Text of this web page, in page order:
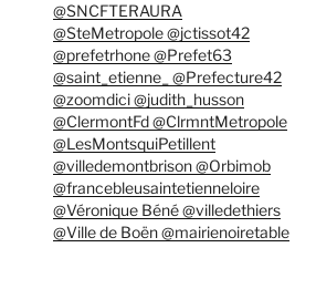
@SNCFTERAURA
@SteMetropole @jctissot42
@prefetrhone @Prefet63
@saint_etienne_ @Prefecture42
@zoomdici @judith_husson
@ClermontFd @ClrmntMetropole
@LesMontsquiPetillent
@villedemontbrison @Orbimob
@francebleusaintetienneloire
@Véronique Béné @villedethiers
@Ville de Boën @mairienoiretable